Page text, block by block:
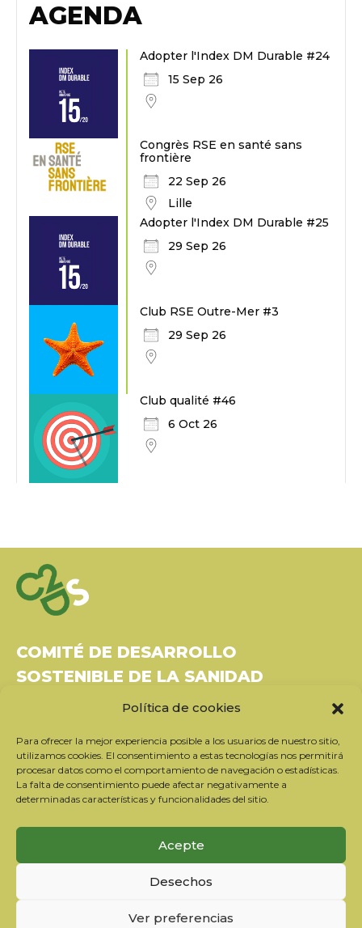
Política de cookies
Para ofrecer la mejor experiencia posible a los usuarios de nuestro sitio,
utilizamos cookies. El consentimiento a estas tecnologías nos permitirá
procesar datos como el comportamiento de navegación o estadísticas.
La falta de consentimiento puede afectar negativamente a
determinadas características y funcionalidades del sitio.
Acepte
Desechos
Ver preferencias
AGENDA
Adopter l'Index DM Durable #24
15 Sep 26
Congrès RSE en santé sans
frontière
22 Sep 26
Lille
Adopter l'Index DM Durable #25
29 Sep 26
Club RSE Outre-Mer #3
29 Sep 26
Club qualité #46
6 Oct 26
COMITÉ DE DESARROLLO
SOSTENIBLE DE LA SANIDAD
Bâtiment Le Rubixco, 1 rue Bernard Maris
Tel: 06 26 49 36 81 -
contact@c2ds.eu
TwitterLinkedIn
Youtube
Suscríbase a nuestro boletín
Nuestros socios
Contactar con el equipo
Información jurídica